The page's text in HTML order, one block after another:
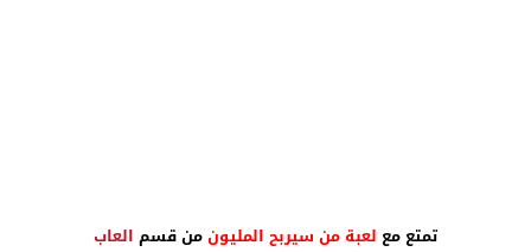
تمتع مع لعبة من سيربح المليونمن قسم العاب